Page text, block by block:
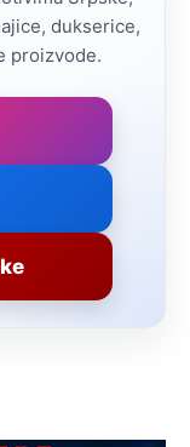
dukserice,
proizvode.